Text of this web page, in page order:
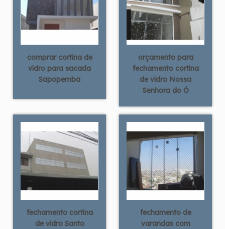
comprar cortina de
vidro para sacada
Sapopemba
orçamento para
fechamento cortina
de vidro Nossa
Senhora do Ó
fechamento cortina
de vidro Santo
fechamento de
varandas com